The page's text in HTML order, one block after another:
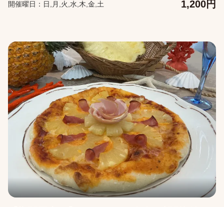
それ以降の翌日分のWEBチケットは購入ができません。 回数券で
昼11:59まで無料でキャンセルが可能です。 ・予約変更・キャン
セルは、購入後に届くメールの「マイページ」から行ってくださ
い。
開催曜日：日,月,火,水,木,金,土 1,200円